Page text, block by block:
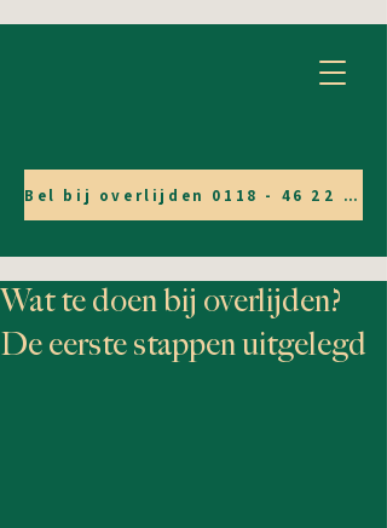
Bel bij overlijden 0118 - 46 22 05
Wat te doen bij overlijden?
De eerste stappen uitgelegd